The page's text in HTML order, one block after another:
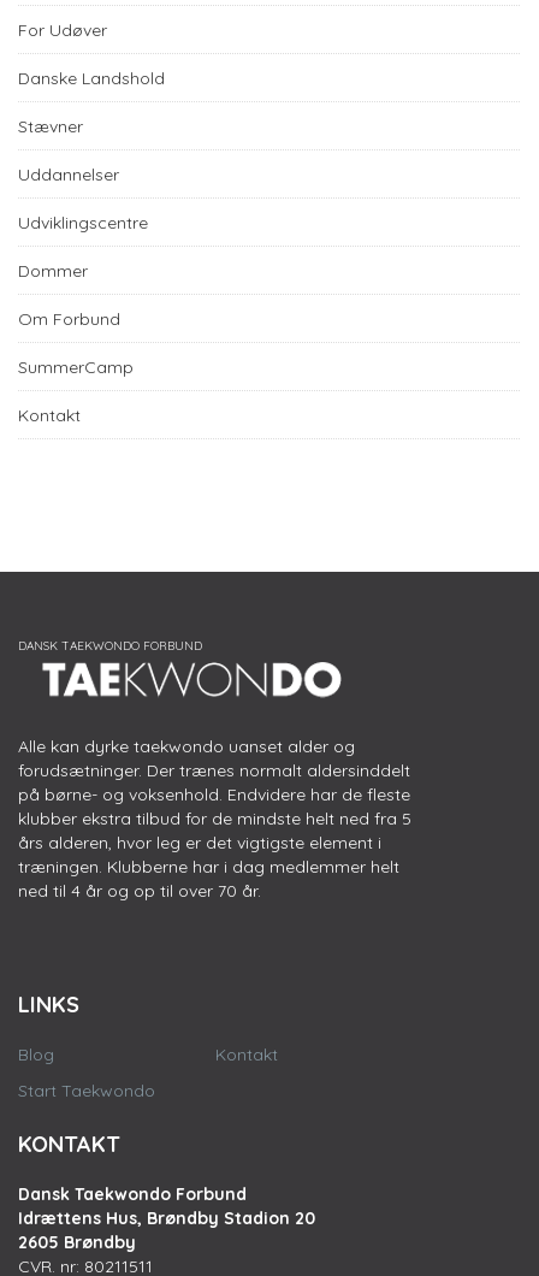
For Udøver
Danske Landshold
Stævner
Uddannelser
Udviklingscentre
Dommer
Om Forbund
SummerCamp
Kontakt
Alle kan dyrke taekwondo uanset alder og
forudsætninger. Der trænes normalt aldersinddelt
på børne- og voksenhold. Endvidere har de fleste
klubber ekstra tilbud for de mindste helt ned fra 5
års alderen, hvor leg er det vigtigste element i
træningen. Klubberne har i dag medlemmer helt
ned til 4 år og op til over 70 år.
LINKS
Blog
Start Taekwondo
Kontakt
KONTAKT
Dansk Taekwondo Forbund
Idrættens Hus, Brøndby Stadion 20
2605 Brøndby
CVR. nr: 80211511